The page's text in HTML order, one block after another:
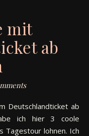
mit
ab
ich hier 3 coole
Tagestour lohnen. Ich